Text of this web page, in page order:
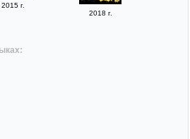
2015 г.
2018 г.